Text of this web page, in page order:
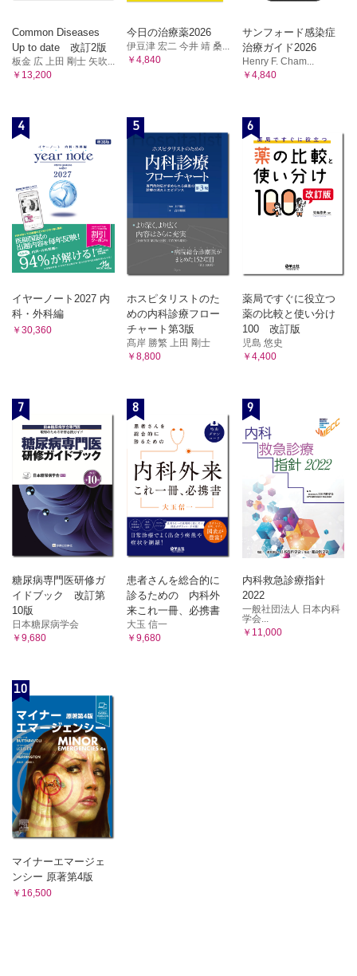
Common Diseases
Up to date 改訂2版
板金 広 上田 剛士 矢吹...
￥13,200
今日の治療薬2026
伊豆津 宏二 今井 靖 桑...
￥4,840
サンフォード感染症
治療ガイド2026
Henry F. Cham...
￥4,840
4
イヤーノート2027 内
科・外科編
￥30,360
5
ホスピタリストのた
めの内科診療フロー
チャート第3版
髙岸 勝繁 上田 剛士
￥8,800
6
薬局ですぐに役立つ
薬の比較と使い分け
100 改訂版
児島 悠史
￥4,400
7
糖尿病専門医研修ガ
イドブック 改訂第
10版
日本糖尿病学会
￥9,680
8
患者さんを総合的に
診るための 内科外
来これ一冊、必携書
大玉 信一
￥9,680
9
内科救急診療指針
2022
一般社団法人 日本内科
学会...
￥11,000
10
マイナーエマージェ
ンシー 原著第4版
￥16,500